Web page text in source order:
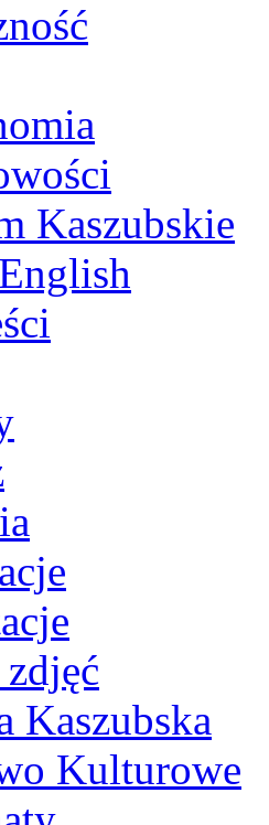
Kaszubskie
Kaszubska
Kulturowe